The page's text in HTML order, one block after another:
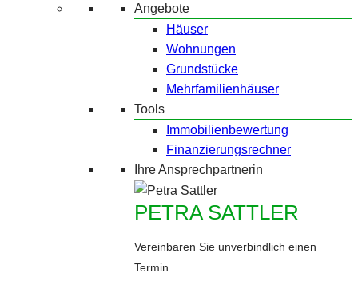
Angebote
Häuser
Wohnungen
Grundstücke
Mehrfamilienhäuser
Tools
Immobilienbewertung
Finanzierungsrechner
Ihre Ansprechpartnerin
PETRA SATTLER
Vereinbaren Sie unverbindlich einen
Termin